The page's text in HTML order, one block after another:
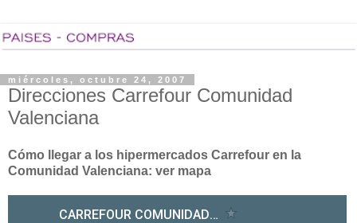
miércoles, octubre 24, 2007
Direcciones Carrefour Comunidad
Valenciana
Cómo llegar a los hipermercados Carrefour en la
Comunidad Valenciana: ver mapa